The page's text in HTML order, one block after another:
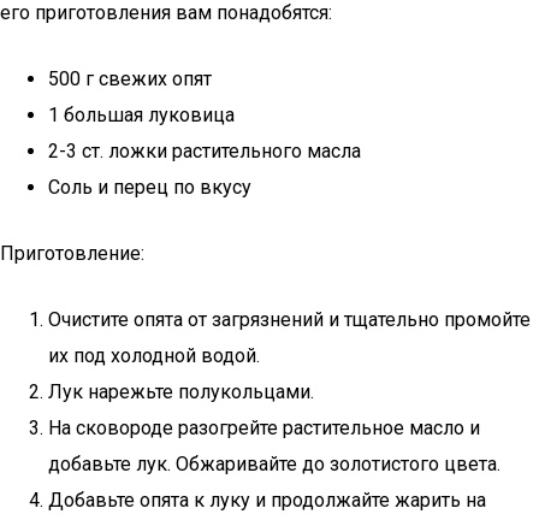
его приготовления вам понадобятся:
500 г свежих опят
1 большая луковица
2-3 ст. ложки растительного масла
Соль и перец по вкусу
Приготовление:
Очистите опята от загрязнений и тщательно промойте
их под холодной водой.
Лук нарежьте полукольцами.
На сковороде разогрейте растительное масло и
добавьте лук. Обжаривайте до золотистого цвета.
Добавьте опята к луку и продолжайте жарить на